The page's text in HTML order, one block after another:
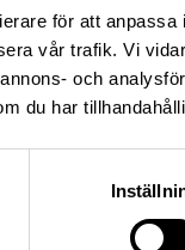
för att
vår trafik. Vi
och
du har